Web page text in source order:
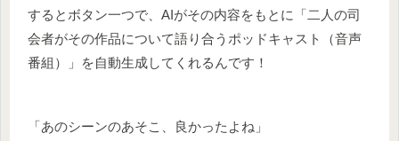
するとボタン一つで、AIがその内容をもとに「二人の司
会者がその作品について語り合うポッドキャスト（音声
番組）」を自動生成してくれるんです！
「あのシーンのあそこ、良かったよね」